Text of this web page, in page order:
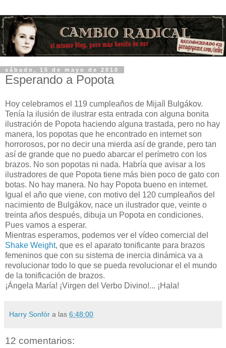
sábado, 15 de mayo de 2010
Esperando a Popota
Hoy celebramos el 119 cumpleaños de Mijaíl Bulgákov.
Tenía la ilusión de ilustrar esta entrada con alguna bonita
ilustración de Popota haciendo alguna trastada, pero no hay
manera, los popotas que he encontrado en internet son
horrorosos, por no decir una mierda así de grande, pero tan
así de grande que no puedo abarcar el perímetro con los
brazos. No son popotas ni nada. Habría que avisar a los
ilustradores de que Popota tiene más bien poco de gato con
botas. No hay manera. No hay Popota bueno en internet.
Igual el año que viene, con motivo del 120 cumpleaños del
nacimiento de Bulgákov, nace un ilustrador que, veinte o
treinta años después, dibuja un Popota en condiciones.
Pues vamos a esperar.
Mientras esperamos, podemos ver el vídeo comercial del
Shake Weight, que es el aparato tonificante para brazos
femeninos que con su sistema de inercia dinámica va a
revolucionar todo lo que se pueda revolucionar el el mundo
de la tonificación de brazos.
¡Ángela María! ¡Virgen del Verbo Divino!... ¡Hala!
Harry Sonfór a las 6:48:00
12 comentarios: